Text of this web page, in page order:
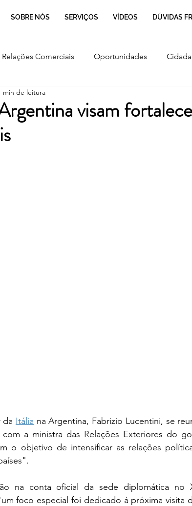
SOBRE NÓS SERVIÇOS VÍDEOS DÚVIDAS
Relações Comerciais Oportunidades
Cultura
visam
min de leitura
da Itália na Argentina, Fabrizio Lucentini, se
com a ministra das Relações Exteriores do
o objetivo de intensificar as relações
na conta oficial da sede diplomática no
foco especial foi dedicado à próxima visita